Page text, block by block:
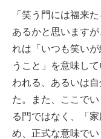
「笑う門には福来
あるかと思います
れは「いつも笑い
うこと」を意味し
われる、あるいは
た。また、ここで
る門ではなく、「
め、正式な意味で